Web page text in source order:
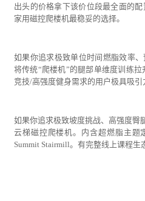
出头的价格拿下该价位段最全面的
家用磁控爬楼机最稳妥的选择。
如果你追求极致单位时间燃脂效率
将传统“爬楼机”的腿部单维度训练
竞技/高强度健身需求的用户极具吸引
如果你追求极致坡度挑战、高强度
云梯磁控爬楼机。内含超燃脂主题
Summit Stairmill。有完整线上课程生